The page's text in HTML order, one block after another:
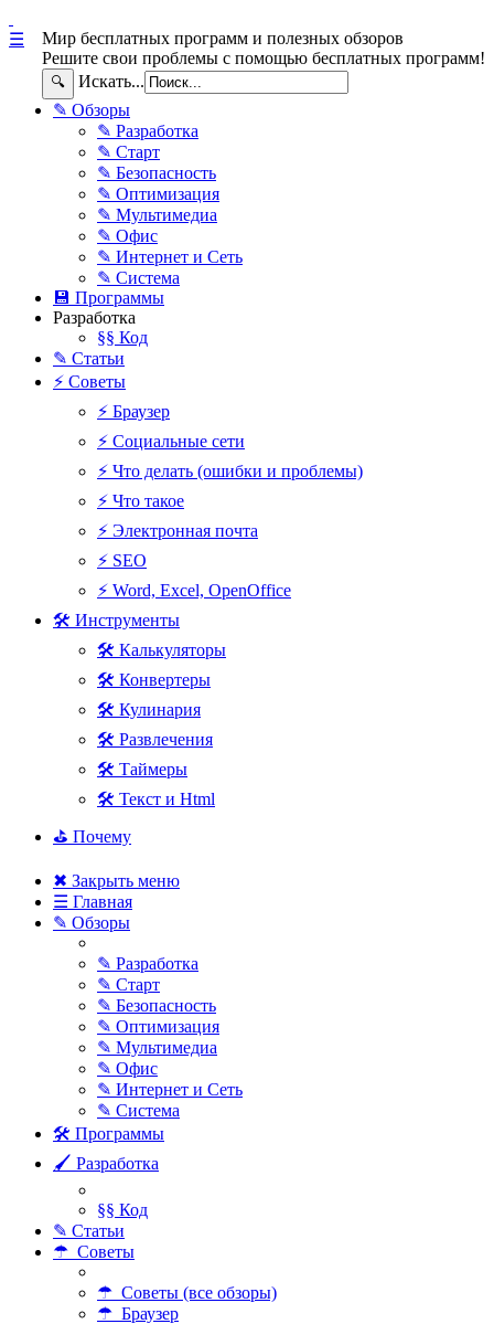
Мир бесплатных программ и полезных обзоров
Решите свои проблемы с помощью бесплатных программ!
🔍 Искать...
☰
✎ Обзоры
✎ Разработка
✎ Старт
✎ Безопасность
✎ Оптимизация
✎ Мультимедиа
✎ Офис
✎ Интернет и Сеть
✎ Система
💾 Программы
Разработка
§§ Код
✎ Статьи
⚡ Советы
⚡ Браузер
⚡ Социальные сети
⚡ Что делать (ошибки и проблемы)
⚡ Что такое
⚡ Электронная почта
⚡ SEO
⚡ Word, Excel, OpenOffice
🛠 Инструменты
🛠 Калькуляторы
🛠 Конвертеры
🛠 Кулинария
🛠 Развлечения
🛠 Таймеры
🛠 Текст и Html
⛳ Почему
✖ Закрыть меню
☰ Главная
✎ Обзоры
✎ Разработка
✎ Старт
✎ Безопасность
✎ Оптимизация
✎ Мультимедиа
✎ Офис
✎ Интернет и Сеть
✎ Система
🛠 Программы
🖌 Разработка
§§ Код
✎ Статьи
☂ Советы
☂ Советы (все обзоры)
☂ Браузер